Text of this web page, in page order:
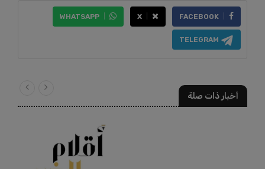
FACEBOOK
X
WHATSAPP
TELEGRAM
أخبار ذات صلة